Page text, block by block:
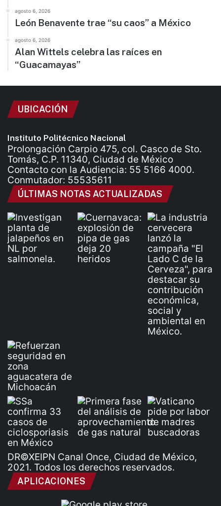
agosto 6, 2026
León Benavente trae “su caos” a México
agosto 6, 2026
Alan Wittels celebra las raíces en
“Guacamayas”
UBICACIÓN
Instituto Politécnico Nacional
Prolongación Carpio 475, col. Casco de Sto.
Tomás, C.P. 11340, Ciudad de México
Contacto con la Audiencia: 55 5166 4000.
Conmutador: 55535611
ÚLTIMAS NOTAS ACTUALIZADAS
DR©XEIPN Canal Once, Ciudad de México,
2021. Todos los derechos reservados.
APLICACIONES